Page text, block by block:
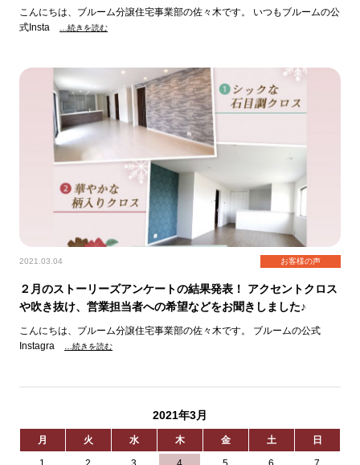
こんにちは、ブルーム分譲住宅事業部の佐々木です。 いつもブルームの公
式Insta
…続きを読む
2021.03.04 お客様の声
２月のストーリーズアンケートの結果発表！ アクセントクロス
や吹き抜け、営業担当者への希望などをお聞きしました♪
こんにちは、ブルーム分譲住宅事業部の佐々木です。 ブルームの公式
Instagra
…続きを読む
2021年3月
月 火 水 木 金 土 日